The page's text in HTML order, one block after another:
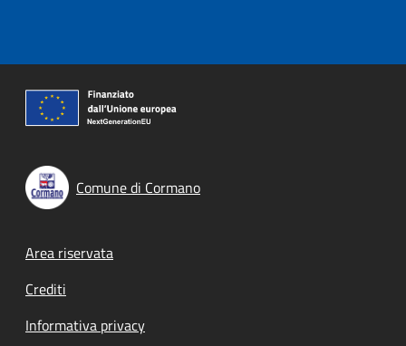
Comune di Cormano
Footer menu
Area riservata
Crediti
Informativa privacy